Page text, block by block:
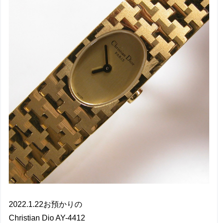
2022.1.22お預かりの
Christian Dio AY-4412